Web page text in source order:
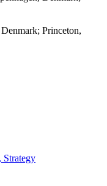
Princeton,
Strategy